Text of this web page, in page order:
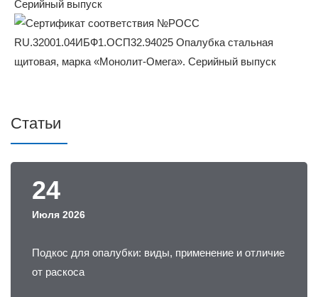
Статьи
24
Июля 2026
Подкос для опалубки: виды, применение и отличие
от раскоса